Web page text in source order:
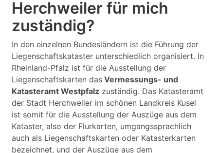
Herchweiler für mich
zuständig?
In den einzelnen Bundesländern ist die Führung der
Liegenschaftskataster unterschiedlich organisiert. In
Rheinland-Pfalz ist für die Ausstellung der
Liegenschaftskarten das Vermessungs- und
Katasteramt Westpfalz zuständig. Das Katasteramt
der Stadt Herchweiler im schönen Landkreis Kusel
ist somit für die Ausstellung der Auszüge aus dem
Kataster, also der Flurkarten, umgangssprachlich
auch als Liegenschaftskarten oder Katasterkarten
bezeichnet, und der Auszüge aus dem